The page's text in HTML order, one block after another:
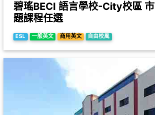
碧瑤BECI 語言學校-City校區
題課程任選
ESL 一般英文 商用英文 自由校風